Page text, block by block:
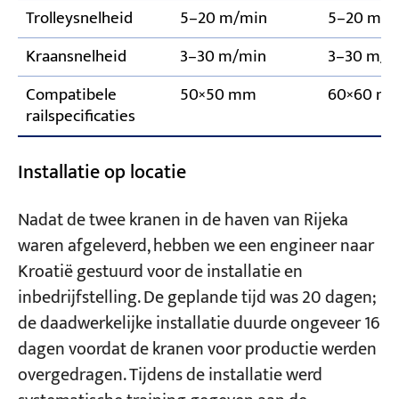
Trolleysnelheid
5–20 m/min
5–20 m/
Kraansnelheid
3–30 m/min
3–30 m/
Compatibele
railspecificaties
50×50 mm 60×60
Installatie op locatie
Nadat de twee kranen in de haven van Rijeka
waren afgeleverd, hebben we een engineer naar
Kroatië gestuurd voor de installatie en
inbedrijfstelling. De geplande tijd was 20 dagen;
de daadwerkelijke installatie duurde ongeveer 16
dagen voordat de kranen voor productie werden
overgedragen. Tijdens de installatie werd